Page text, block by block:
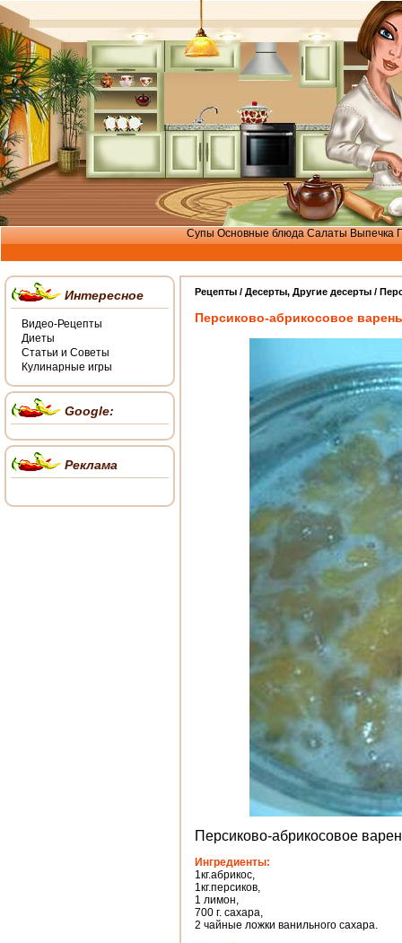
Супы Основные блюда Салаты Выпечка
Рецепты / Десерты, Другие десерты /
Персиково-абрикосовое
Персиково-абрикосовое
Ингредиенты:
1кг.абрикос,
1кг.персиков,
1 лимон,
700 г. сахара,
2 чайные ложки ванильного сахара.
Интересное
Видео-Рецепты
Диеты
Статьи и Советы
Кулинарные игры
Google:
Реклама